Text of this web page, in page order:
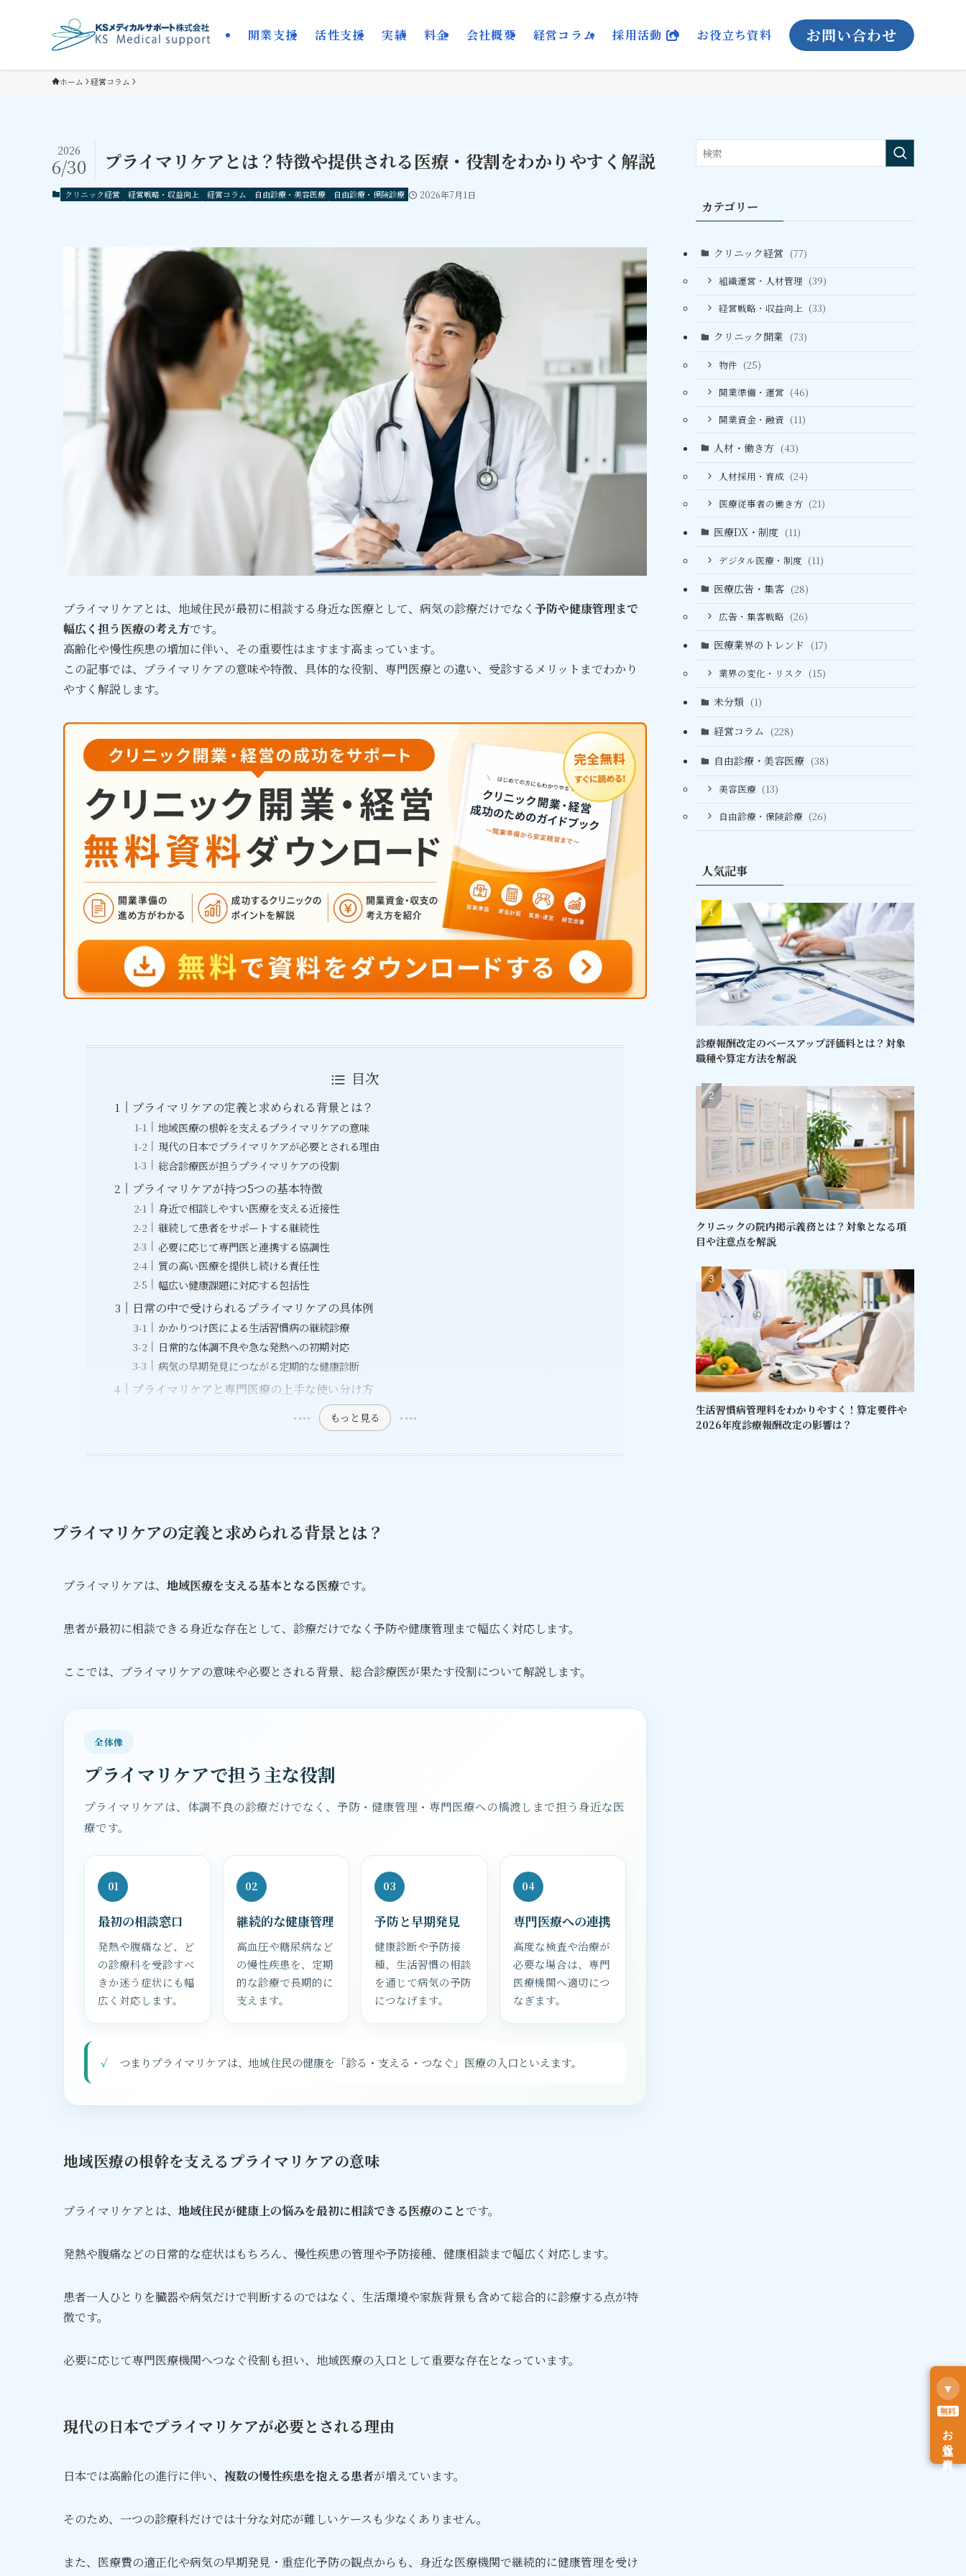
開業支援 活性支援 実績 料金 会社概要 経営コラム 採用活動 お役立ち資料 お問い合わせ
ホーム 経営コラム
プライマリケアとは？特徴や提供される医療・役割をわかりやすく解説
2026
6/30
クリニック経営 経営戦略・収益向上 経営コラム 自由診療・美容医療 自由診療・保険診療 2026年7月1日
プライマリケアとは、地域住民が最初に相談する身近な医療として、病気の診療だけでなく 予防や健康管理まで
幅広く担う医療の考え方です。
高齢化や慢性疾患の増加に伴い、その重要性はますます高まっています。
この記事では、プライマリケアの意味や特徴、具体的な役割、専門医療との違い、受診するメリットまでわかり
やすく解説します。
目次
プライマリケアの定義と求められる背景とは？
地域医療の根幹を支えるプライマリケアの意味
現代の日本でプライマリケアが必要とされる理由
総合診療医が担うプライマリケアの役割
プライマリケアが持つ5つの基本特徴
身近で相談しやすい医療を支える近接性
継続して患者をサポートする継続性
必要に応じて専門医と連携する協調性
質の高い医療を提供し続ける責任性
幅広い健康課題に対応する包括性
日常の中で受けられるプライマリケアの具体例
かかりつけ医による生活習慣病の継続診療
日常的な体調不良や急な発熱への初期対応
病気の早期発見につながる定期的な健康診断
プライマリケアと専門医療の上手な使い分け方
もっと見る
プライマリケアの定義と求められる背景とは？
プライマリケアは、 地域医療を支える基本となる医療です。
患者が最初に相談できる身近な存在として、診療だけでなく予防や健康管理まで幅広く対応します。
ここでは、プライマリケアの意味や必要とされる背景、総合診療医が果たす役割について解説します。
全体像
プライマリケアで担う主な役割
プライマリケアは、体調不良の診療だけでなく、予防・健康管理・専門医療への橋渡しまで担う身近な医
療です。
01
最初の相談窓口
発熱や腹痛など、ど
の診療科を受診すべ
きか迷う症状にも幅
広く対応します。
02
継続的な健康管理
高血圧や糖尿病など
の慢性疾患を、定期
的な診療で長期的に
支えます。
03
予防と早期発見
健康診断や予防接
種、生活習慣の相談
を通じて病気の予防
につなげます。
04
専門医療への連携
高度な検査や治療が
必要な場合は、専門
医療機関へ適切につ
なぎます。
つまりプライマリケアは、地域住民の健康を「診る・支える・つなぐ」医療の入口といえます。
地域医療の根幹を支えるプライマリケアの意味
プライマリケアとは、 地域住民が健康上の悩みを最初に相談できる医療のことです。
発熱や腹痛などの日常的な症状はもちろん、慢性疾患の管理や予防接種、健康相談まで幅広く対応します。
患者一人ひとりを臓器や病気だけで判断するのではなく、生活環境や家族背景も含めて総合的に診療する点が特
徴です。
必要に応じて専門医療機関へつなぐ役割も担い、地域医療の入口として重要な存在となっています。
現代の日本でプライマリケアが必要とされる理由
日本では高齢化の進行に伴い、 複数の慢性疾患を抱える患者が増えています。
そのため、一つの診療科だけでは十分な対応が難しいケースも少なくありません。
また、医療費の適正化や病気の早期発見・重症化予防の観点からも、身近な医療機関で継続的に健康管理を受け
カテゴリー
クリニック経営 (77)
組織運営・人材管理 (39)
経営戦略・収益向上 (33)
クリニック開業 (73)
物件 (25)
開業準備・運営 (46)
開業資金・融資 (11)
人材・働き方 (43)
人材採用・育成 (24)
医療従事者の働き方 (21)
医療DX・制度 (11)
デジタル医療・制度 (11)
医療広告・集客 (28)
広告・集客戦略 (26)
医療業界のトレンド (17)
業界の変化・リスク (15)
未分類 (1)
経営コラム (228)
自由診療・美容医療 (38)
美容医療 (13)
自由診療・保険診療 (26)
人気記事
診療報酬改定のベースアップ評価料とは？対象
職種や算定方法を解説
クリニックの院内掲示義務とは？対象となる項
目や注意点を解説
生活習慣病管理料をわかりやすく！算定要件や
2026年度診療報酬改定の影響は？
▼
無料
お役立ち資料